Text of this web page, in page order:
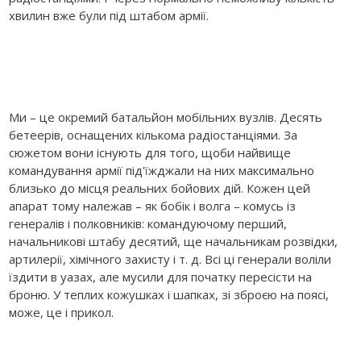
хвилин вже були під штабом армії.
Ми – це окремий батальйон мобільних вузлів. Десять
бетеерів, оснащених кількома радіостанціями. За
сюжетом вони існують для того, щоби найвище
командування армії під'їжджали на них максимально
близько до місця реальних бойових дій. Кожен цей
апарат тому належав – як бобік і волга – комусь із
генералів і полковників: командуючому перший,
начальникові штабу десятий, ще начальникам розвідки,
артилерії, хімічного захисту і т. д. Всі ці генерали воліли
їздити в уазах, але мусили для початку пересісти на
броню. У теплих кожушках і шапках, зі зброєю на поясі,
може, це і прикол.